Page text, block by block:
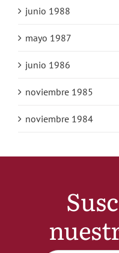
junio 1988
mayo 1987
junio 1986
noviembre 1985
noviembre 1984